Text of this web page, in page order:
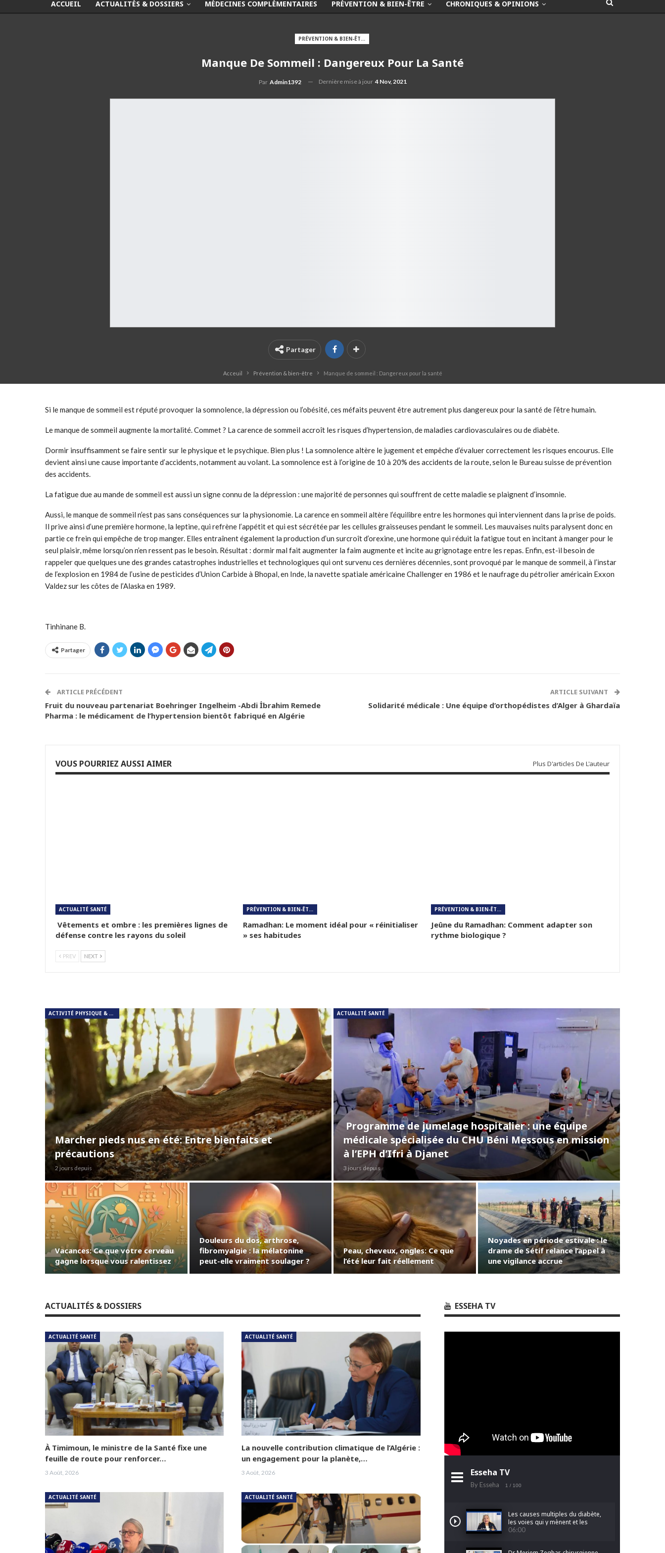
ACCUEIL ACTUALITÉS & DOSSIERS MÉDECINES COMPLÉMENTAIRES PRÉVENTION & BIEN-ÊTRE CHRONIQUES & OPINIONS
PRÉVENTION & BIEN-ÊTRE
Manque De Sommeil : Dangereux Pour La Santé
Par Admin1392 Dernière mise à jour 4 Nov, 2021
Partager
Acceuil Prévention & bien-être Manque de sommeil : Dangereux pour la santé
Si le manque de sommeil est réputé provoquer la somnolence, la dépression ou l’obésité, ces méfaits peuvent être autrement plus dangereux pour la santé de l’être humain.
Le manque de sommeil augmente la mortalité. Commet ? La carence de sommeil accroît les risques d’hypertension, de maladies cardiovasculaires ou de diabète.
Dormir insuffisamment se faire sentir sur le physique et le psychique. Bien plus ! La somnolence altère le jugement et empêche d’évaluer correctement les risques encourus. Elle
devient ainsi une cause importante d’accidents, notamment au volant. La somnolence est à l’origine de 10 à 20% des accidents de la route, selon le Bureau suisse de prévention
des accidents.
La fatigue due au mande de sommeil est aussi un signe connu de la dépression : une majorité de personnes qui souffrent de cette maladie se plaignent d’insomnie.
Aussi, le manque de sommeil n’est pas sans conséquences sur la physionomie. La carence en sommeil altère l’équilibre entre les hormones qui interviennent dans la prise de poids.
Il prive ainsi d’une première hormone, la leptine, qui refrène l’appétit et qui est sécrétée par les cellules graisseuses pendant le sommeil. Les mauvaises nuits paralysent donc en
partie ce frein qui empêche de trop manger. Elles entraînent également la production d’un surcroît d’orexine, une hormone qui réduit la fatigue tout en incitant à manger pour le
seul plaisir, même lorsqu’on n’en ressent pas le besoin. Résultat : dormir mal fait augmenter la faim augmente et incite au grignotage entre les repas. Enfin, est-il besoin de
rappeler que quelques une des grandes catastrophes industrielles et technologiques qui ont survenu ces dernières décennies, sont provoqué par le manque de sommeil, à l’instar
de l’explosion en 1984 de l’usine de pesticides d’Union Carbide à Bhopal, en Inde, la navette spatiale américaine Challenger en 1986 et le naufrage du pétrolier américain Exxon
Valdez sur les côtes de l’Alaska en 1989.
Tinhinane B.
Partager
ARTICLE PRÉCÉDENT
Fruit du nouveau partenariat Boehringer Ingelheim -Abdi İbrahim Remede
Pharma : le médicament de l’hypertension bientôt fabriqué en Algérie
ARTICLE SUIVANT
Solidarité médicale : Une équipe d’orthopédistes d’Alger à Ghardaïa
VOUS POURRIEZ AUSSI AIMER Plus D'articles De L'auteur
ACTUALITÉ SANTÉ
Vêtements et ombre : les premières lignes de
défense contre les rayons du soleil
PRÉVENTION & BIEN-ÊTRE
Ramadhan: Le moment idéal pour « réinitialiser
» ses habitudes
PRÉVENTION & BIEN-ÊTRE
Jeûne du Ramadhan: Comment adapter son
rythme biologique ?
PREV NEXT
ACTIVITÉ PHYSIQUE & RESPIRATION
Marcher pieds nus en été: Entre bienfaits et
précautions
2 jours depuis
ACTUALITÉ SANTÉ
Programme de jumelage hospitalier : une équipe
médicale spécialisée du CHU Béni Messous en mission
à l’EPH d’Ifri à Djanet
3 jours depuis
Vacances: Ce que votre cerveau
gagne lorsque vous ralentissez
Douleurs du dos, arthrose,
fibromyalgie : la mélatonine
peut-elle vraiment soulager ?
Peau, cheveux, ongles: Ce que
l’été leur fait réellement
Noyades en période estivale : le
drame de Sétif relance l’appel à
une vigilance accrue
ACTUALITÉS & DOSSIERS
ACTUALITÉ SANTÉ
À Timimoun, le ministre de la Santé fixe une
feuille de route pour renforcer…
3 Août, 2026
ACTUALITÉ SANTÉ
La nouvelle contribution climatique de l’Algérie :
un engagement pour la planète,…
3 Août, 2026
ACTUALITÉ SANTÉ ACTUALITÉ SANTÉ
ESSEHA TV
Esseha TV
By Esseha 1 / 100
Les causes multiples du diabète,
les voies qui y mènent et les
facteurs qui l'aggravent.
06:00